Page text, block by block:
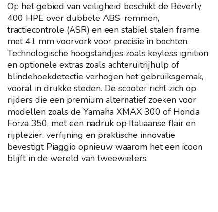
Op het gebied van veiligheid beschikt de Beverly
400 HPE over dubbele ABS-remmen,
tractiecontrole (ASR) en een stabiel stalen frame
met 41 mm voorvork voor precisie in bochten.
Technologische hoogstandjes zoals keyless ignition
en optionele extras zoals achteruitrijhulp of
blindehoekdetectie verhogen het gebruiksgemak,
vooral in drukke steden. De scooter richt zich op
rijders die een premium alternatief zoeken voor
modellen zoals de Yamaha XMAX 300 of Honda
Forza 350, met een nadruk op Italiaanse flair en
rijplezier. verfijning en praktische innovatie
bevestigt Piaggio opnieuw waarom het een icoon
blijft in de wereld van tweewielers.